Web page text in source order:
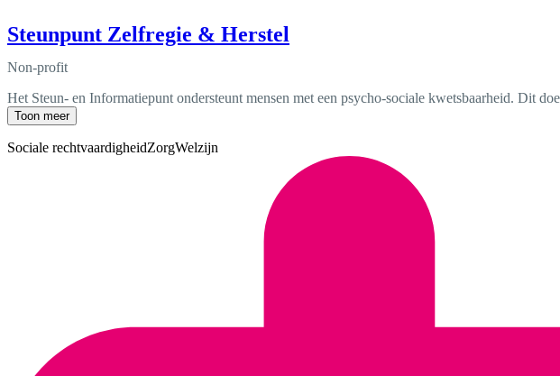
Steunpunt Zelfregie & Herstel
Non-profit
Het Steun- en Informatiepunt ondersteunt mensen met een psycho-sociale kwetsbaarheid. Dit
Toon meer
Sociale rechtvaardigheidZorgWelzijn